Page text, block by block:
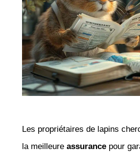
Les propriétaires de lapins
la meilleure assurancepour